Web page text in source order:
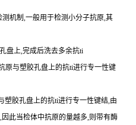
测机制,一般用于检测小分子抗原,其
盘上,完成后洗去多余抗ti
原与塑胶孔盘上的抗ti进行专一性键
塑胶孔盘上的抗ti进行专一性键结,由
因此当检体中抗原的量越多,则带有酶